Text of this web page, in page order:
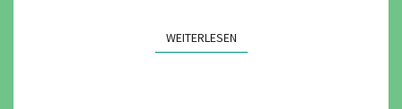
WEITERLESENWEITERLESEN